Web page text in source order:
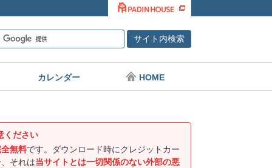
カレンダー HOME
ください
無料です。ダウンロード時にクレジットカー
それは当サイトとは一切関係のない外部の悪